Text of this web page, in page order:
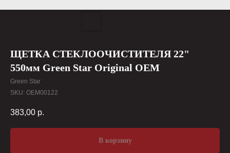
ЩЕТКА СТЕКЛООЧИСТИТЕЛЯ 22"
550мм Green Star Original OEM
Green Star
SKU: OEM00122
383,00 р.
В корзину